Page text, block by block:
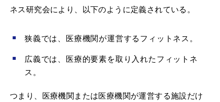
ネス研究会により、以下のように定義されている。
狭義では、医療機関が運営するフィットネス。
広義では、医療的要素を取り入れたフィットネ
ス。
つまり、医療機関または医療機関が運営する施設だけ